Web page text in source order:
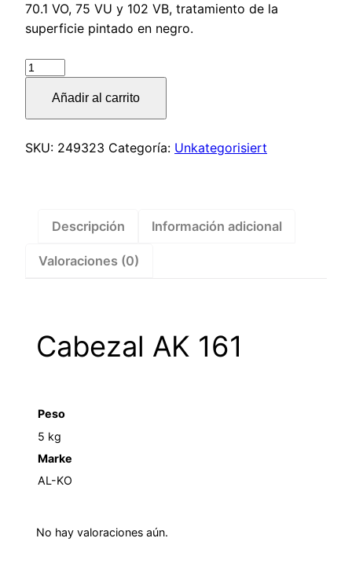
70.1 VO, 75 VU y 102 VB, tratamiento de la
superficie pintado en negro.
Cabezal
249323
Añadir al carrito
SKU: 249323 Categoría: Unkategorisiert
Descripción Información adicional
Valoraciones (0)
Cabezal AK 161
Peso
5 kg
Marke
AL-KO
No hay valoraciones aún.